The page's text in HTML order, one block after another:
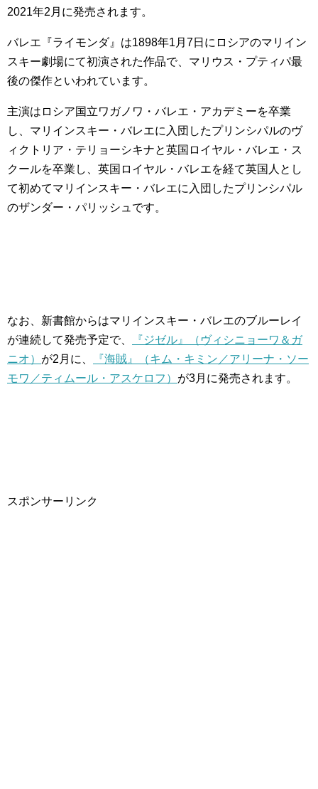
2021年2月に発売されます。
バレエ『ライモンダ』は1898年1月7日にロシアのマリイン
スキー劇場にて初演された作品で、マリウス・プティパ最
後の傑作といわれています。
主演はロシア国立ワガノワ・バレエ・アカデミーを卒業
し、マリインスキー・バレエに入団したプリンシパルのヴ
ィクトリア・テリョーシキナと英国ロイヤル・バレエ・ス
クールを卒業し、英国ロイヤル・バレエを経て英国人とし
て初めてマリインスキー・バレエに入団したプリンシパル
のザンダー・パリッシュです。
なお、新書館からはマリインスキー・バレエのブルーレイ
が連続して発売予定で、
『ジゼル』（ヴィシニョーワ＆ガ
ニオ） が2月に、
『海賊』（キム・キミン／アリーナ・ソー
モワ／ティムール・アスケロフ） が3月に発売されます。
スポンサーリンク